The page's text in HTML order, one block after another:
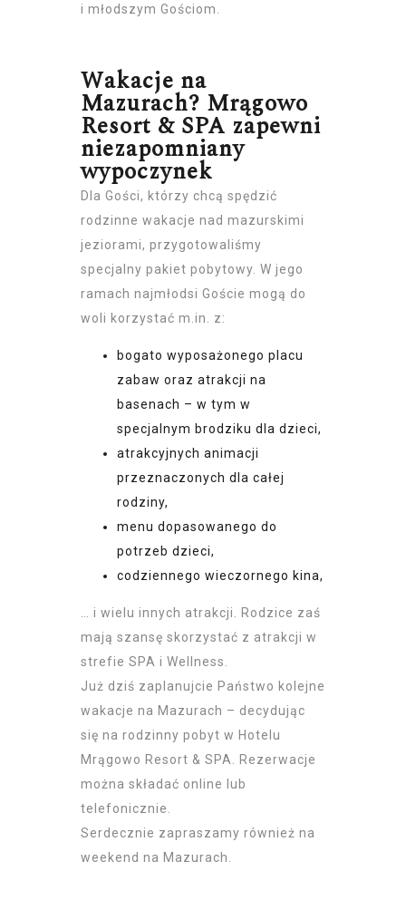
i młodszym Gościom.
Wakacje na
Mazurach? Mrągowo
Resort & SPA zapewni
niezapomniany
wypoczynek
Dla Gości, którzy chcą spędzić
rodzinne wakacje nad mazurskimi
jeziorami, przygotowaliśmy
specjalny pakiet pobytowy. W jego
ramach najmłodsi Goście mogą do
woli korzystać m.in. z:
bogato wyposażonego placu
zabaw oraz atrakcji na
basenach – w tym w
specjalnym brodziku dla dzieci,
atrakcyjnych animacji
przeznaczonych dla całej
rodziny,
menu dopasowanego do
potrzeb dzieci,
codziennego wieczornego kina,
… i wielu innych atrakcji. Rodzice zaś
mają szansę skorzystać z atrakcji w
strefie SPA i Wellness.
Już dziś zaplanujcie Państwo kolejne
wakacje na Mazurach – decydując
się na rodzinny pobyt w Hotelu
Mrągowo Resort & SPA. Rezerwacje
można składać online lub
telefonicznie.
Serdecznie zapraszamy również na
weekend na Mazurach